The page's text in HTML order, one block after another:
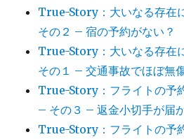
True-Story：大いなる存在
その２ – 宿の予約がない？
True-Story：大いなる存在
その１ – 交通事故でほぼ無
True-Story：フライトの予
– その３ – 返金小切手が届
True-Story：フライトの予